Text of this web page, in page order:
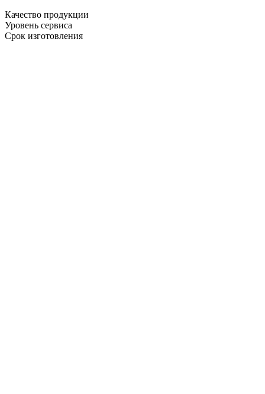
Качество продукции
Уровень сервиса
Срок изготовления